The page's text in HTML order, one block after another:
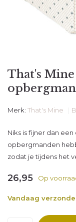
That's
Merk: That's Mine
Niks is fijner dan
opbergmanden
zodat je tijdens het
26,95 Op
Vandaag